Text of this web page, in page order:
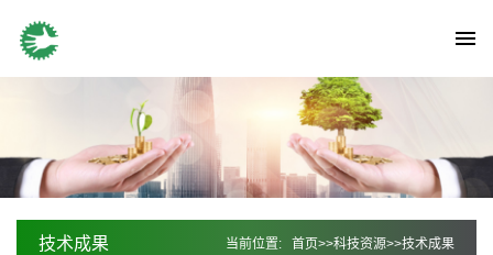
技术成果 当前位置: 首页>>科技资源>>技术成果